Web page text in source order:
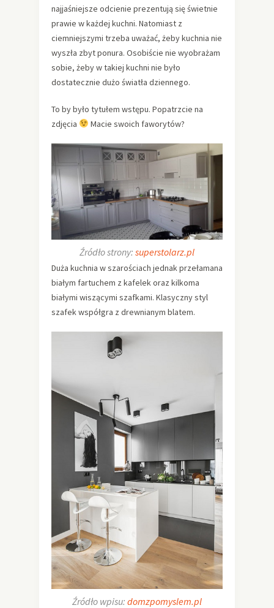
najjaśniejsze odcienie prezentują się świetnie
prawie w każdej kuchni. Natomiast z
ciemniejszymi trzeba uważać, żeby kuchnia nie
wyszła zbyt ponura. Osobiście nie wyobrażam
sobie, żeby w takiej kuchni nie było
dostatecznie dużo światła dziennego.
To by było tytułem wstępu. Popatrzcie na
zdjęcia
Macie swoich faworytów?
Źródło strony: superstolarz.pl
Duża kuchnia w szarościach jednak przełamana
białym fartuchem z kafelek oraz kilkoma
białymi wiszącymi szafkami. Klasyczny styl
szafek współgra z drewnianym blatem.
Źródło wpisu: domzpomyslem.pl